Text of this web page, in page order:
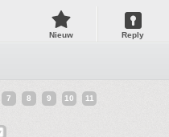
Nieuw Reply
7 8 9 10 11